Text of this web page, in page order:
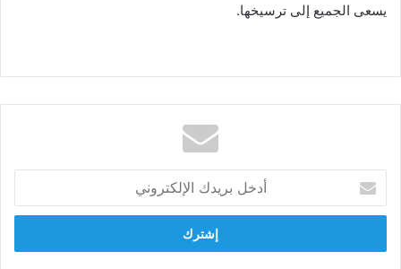
يسعى الجميع إلى ترسيخها.
بريدك
الإلكتروني